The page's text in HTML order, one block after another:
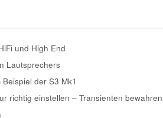
und High End
Lautsprechers
der S3 Mk1
richtig einstellen – Transienten bewahren